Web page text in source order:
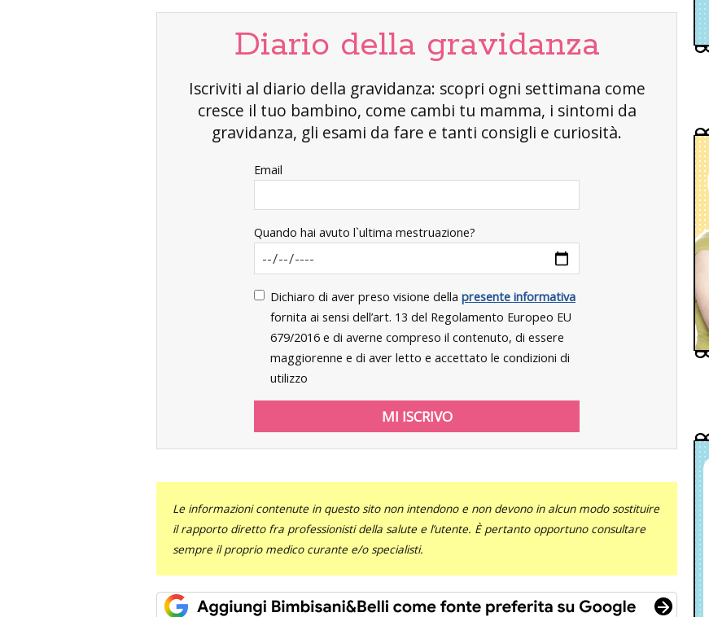
Diario della gravidanza
Iscriviti al diario della gravidanza: scopri ogni settimana come
cresce il tuo bambino, come cambi tu mamma, i sintomi da
gravidanza, gli esami da fare e tanti consigli e curiosità.
Email
Quando hai avuto l`ultima mestruazione?
Dichiaro di aver preso visione della presente informativa
fornita ai sensi dell’art. 13 del Regolamento Europeo EU
679/2016 e di averne compreso il contenuto, di essere
maggiorenne e di aver letto e accettato le condizioni di
utilizzo
Le informazioni contenute in questo sito non intendono e non devono in alcun modo sostituire
il rapporto diretto fra professionisti della salute e l’utente. È pertanto opportuno consultare
sempre il proprio medico curante e/o specialisti.